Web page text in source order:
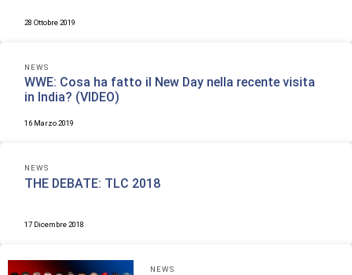
28 Ottobre 2019
NEWS
WWE: Cosa ha fatto il New Day nella recente visita
in India? (VIDEO)
16 Marzo 2019
NEWS
THE DEBATE: TLC 2018
17 Dicembre 2018
NEWS